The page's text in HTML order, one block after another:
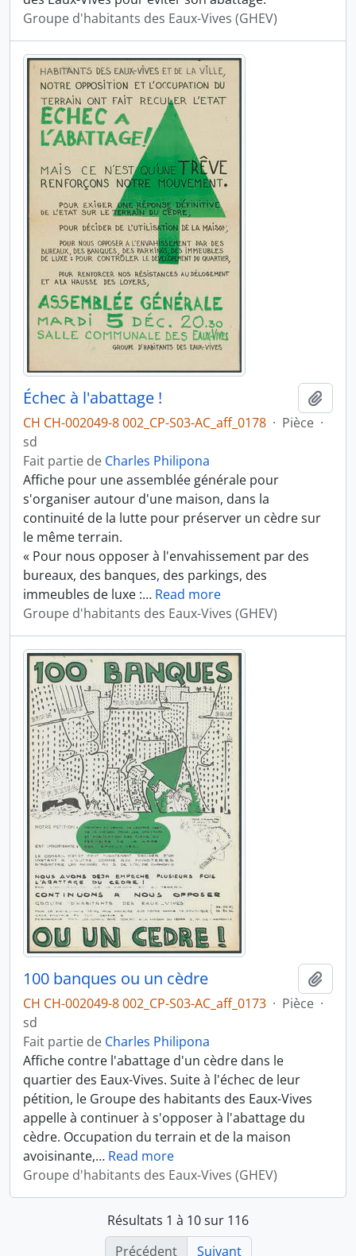
Groupe d'habitants des Eaux-Vives (GHEV)
Échec à l'abattage !
CH CH-002049-8 002_CP-S03-AC_aff_0178 · Pièce ·
sd
Fait partie de Charles Philipona
Affiche pour une assemblée générale pour
s'organiser autour d'une maison, dans la
continuité de la lutte pour préserver un cèdre sur
le même terrain.
« Pour nous opposer à l'envahissement par des
bureaux, des banques, des parkings, des
immeubles de luxe :… Read more
Groupe d'habitants des Eaux-Vives (GHEV)
100 banques ou un cèdre
CH CH-002049-8 002_CP-S03-AC_aff_0173 · Pièce ·
sd
Fait partie de Charles Philipona
Affiche contre l'abattage d'un cèdre dans le
quartier des Eaux-Vives. Suite à l'échec de leur
pétition, le Groupe des habitants des Eaux-Vives
appelle à continuer à s'opposer à l'abattage du
cèdre. Occupation du terrain et de la maison
avoisinante,… Read more
Groupe d'habitants des Eaux-Vives (GHEV)
Résultats 1 à 10 sur 116
Précédent
Suivant